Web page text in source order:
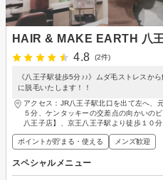
HAIR & MAKE EARTH 八
4.8
(2件)
《八王子駅徒歩5分♪♪》ムダ毛ストレスか
に脱毛いたします！！
アクセス：JR八王子駅北口を出て左へ、
５分、ケンタッキーの交差点の向かいの
八王子店】、京王八王子駅より徒歩１０分
ポイントが貯まる・使える メンズ歓迎
スペシャルメニュー